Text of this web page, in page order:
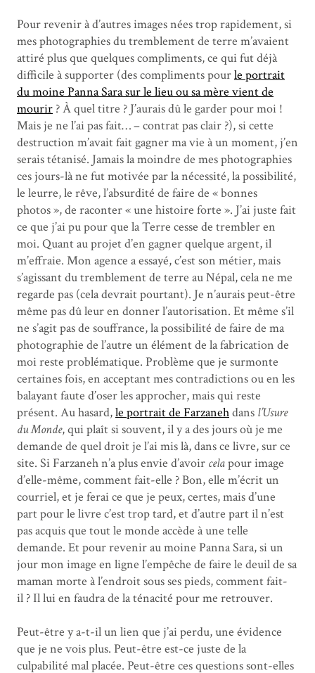
Pour revenir à d’autres images nées trop rapidement, si
mes photographies du tremblement de terre m’avaient
attiré plus que quelques compliments, ce qui fut déjà
difficile à supporter (des compliments pourle portrait
du moine Panna Sara sur le lieu ou sa mère vient de
mourir ? À quel titre ? J’aurais dû le garder pour moi !
Mais je ne l’ai pas fait… – contrat pas clair ?), si cette
destruction m’avait fait gagner ma vie à un moment, j’en
serais tétanisé. Jamais la moindre de mes photographies
ces jours-là ne fut motivée par la nécessité, la possibilité,
le leurre, le rêve, l’absurdité de faire de « bonnes
photos », de raconter « une histoire forte ». J’ai juste fait
ce que j’ai pu pour que la Terre cesse de trembler en
moi. Quant au projet d’en gagner quelque argent, il
m’effraie. Mon agence a essayé, c’est son métier, mais
s’agissant du tremblement de terre au Népal, cela ne me
regarde pas (cela devrait pourtant). Je n’aurais peut-être
même pas dû leur en donner l’autorisation. Et même s’il
ne s’agit pas de souffrance, la possibilité de faire de ma
photographie de l’autre un élément de la fabrication de
moi reste problématique. Problème que je surmonte
certaines fois, en acceptant mes contradictions ou en les
balayant faute d’oser les approcher, mais qui reste
présent. Au hasard,le portrait de Farzanehdans l’Usure
du Monde, qui plaît si souvent, il y a des jours où je me
demande de quel droit je l’ai mis là, dans ce livre, sur ce
site. Si Farzaneh n’a plus envie d’avoir celapour image
d’elle-même, comment fait-elle ? Bon, elle m’écrit un
courriel, et je ferai ce que je peux, certes, mais d’une
part pour le livre c’est trop tard, et d’autre part il n’est
pas acquis que tout le monde accède à une telle
demande. Et pour revenir au moine Panna Sara, si un
jour mon image en ligne l’empêche de faire le deuil de sa
maman morte à l’endroit sous ses pieds, comment fait-
il ? Il lui en faudra de la ténacité pour me retrouver.
Peut-être y a-t-il un lien que j’ai perdu, une évidence
que je ne vois plus. Peut-être est-ce juste de la
culpabilité mal placée. Peut-être ces questions sont-elles